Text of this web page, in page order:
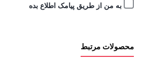
به من از طریق پیامک اطلاع بده
محصولات مرتبط